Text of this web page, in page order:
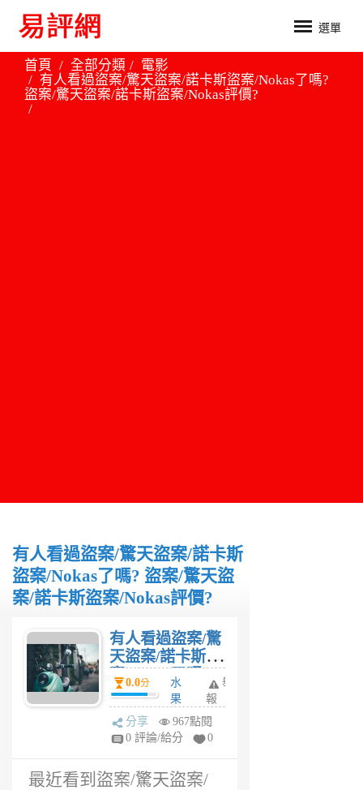
選單
首頁 全部分類
電影
有人看過盜案/驚天盜案/諾卡斯盜案/Nokas了嗎?
盜案/驚天盜案/諾卡斯盜案/Nokas評價?
有人看過盜案/驚天盜案/諾卡斯
盜案/Nokas了嗎? 盜案/驚天盜
案/諾卡斯盜案/Nokas評價?
有人看過盜案/驚
天盜案/諾卡斯盜
案/Nokas了嗎?
盜案/驚天盜案/諾
卡斯盜案/Nokas
評價?
0.0分
水
果
妹
6
舉
報
分享
967點閱
0 評論/給分
0
最近看到盜案/驚天盜案/